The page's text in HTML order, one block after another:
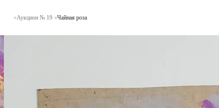
Аукцион № 19 Чайная роза